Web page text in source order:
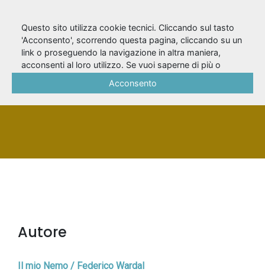
Wardal, Federico
PERSONA
Autore
Il mio Nemo / Federico Wardal
Questo sito utilizza cookie tecnici. Cliccando sul tasto
'Acconsento', scorrendo questa pagina, cliccando su un
link o proseguendo la navigazione in altra maniera,
acconsenti al loro utilizzo. Se vuoi saperne di più o
Acconsento